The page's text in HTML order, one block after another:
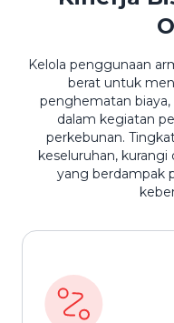
Kelola penggunaan
berat untuk
penghematan
dalam kegiatan
perkebunan.
keseluruhan,
yang berdampak